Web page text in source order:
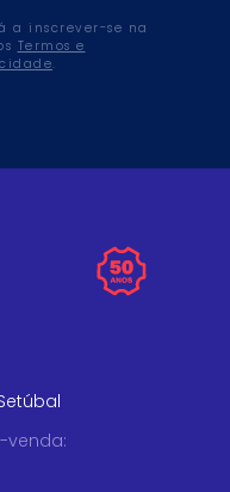
a inscrever-se na
Termos e
.
venda: